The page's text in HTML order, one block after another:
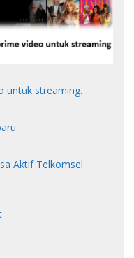
untuk streaming.
Aktif Telkomsel